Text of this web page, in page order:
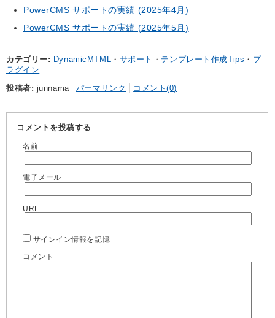
PowerCMS サポートの実績 (2025年4月)
PowerCMS サポートの実績 (2025年5月)
カテゴリー DynamicMTML サポート テンプレート作成Tips
プ
ラグイン
投稿者
junnama パーマリンク コメント(0)
コメントを投稿する
名前
電子メール
URL
サインイン情報を記憶
コメント